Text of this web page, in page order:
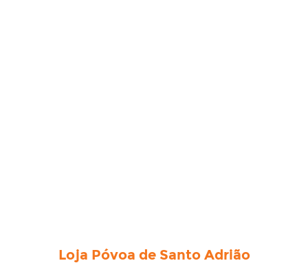
Loja Póvoa de Santo Adrião